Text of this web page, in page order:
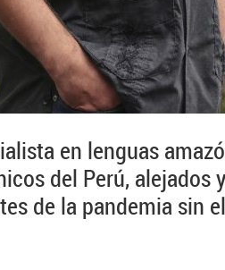
en lenguas
del Perú, alejados
de la pandemia sin